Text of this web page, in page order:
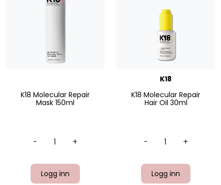
K18 Molecular Repair
Mask 150ml
- +
Logg inn
K18
K18 Molecular Repair
Hair Oil 30ml
- +
Logg inn